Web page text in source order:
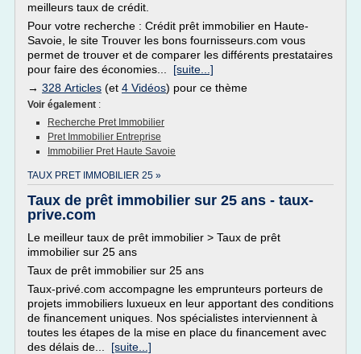
meilleurs taux de crédit.
Pour votre recherche : Crédit prêt immobilier en Haute-
Savoie, le site Trouver les bons fournisseurs.com vous
permet de trouver et de comparer les différents prestataires
pour faire des économies... [suite...]
→ 328 Articles (et 4 Vidéos) pour ce thème
Voir également :
Recherche Pret Immobilier
Pret Immobilier Entreprise
Immobilier Pret Haute Savoie
TAUX PRET IMMOBILIER 25 »
Taux de prêt immobilier sur 25 ans - taux-
prive.com
Le meilleur taux de prêt immobilier > Taux de prêt
immobilier sur 25 ans
Taux de prêt immobilier sur 25 ans
Taux-privé.com accompagne les emprunteurs porteurs de
projets immobiliers luxueux en leur apportant des conditions
de financement uniques. Nos spécialistes interviennent à
toutes les étapes de la mise en place du financement avec
des délais de... [suite...]